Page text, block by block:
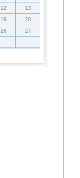
12
13
19
20
26
27